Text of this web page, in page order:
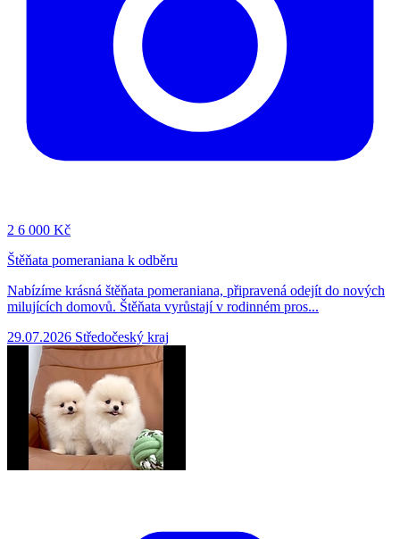
2 6 000 Kč
Štěňata pomeraniana k odběru
Nabízíme krásná štěňata pomeraniana, připravená odejít do nových
milujících domovů. Štěňata vyrůstají v rodinném pros...
29.07.2026 Středočeský kraj